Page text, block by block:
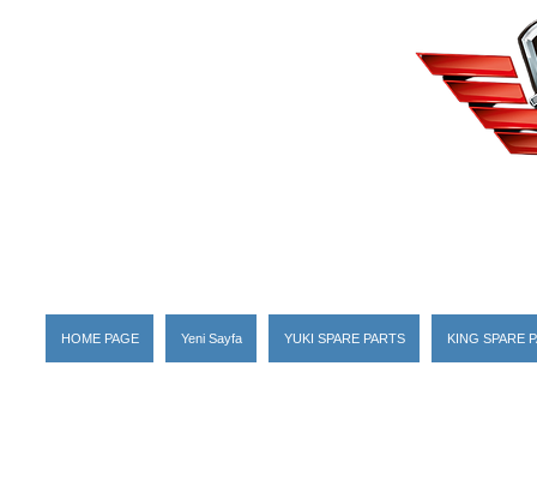
HOME PAGE Yeni Sayfa YUKI SPARE PARTS KING SPARE